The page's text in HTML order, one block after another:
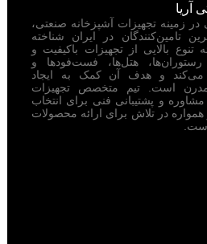
آریا
در زمینه تجهیزات آشپزخانه صنعتی،
تامین‌کنندگان در ایران شناخته
تنوع بالایی از تجهیزات باکیفیت و
رستوران‌ها، هتل‌ها، فست‌فودها و
و هدف آن کمک به ایجاد
مدرن است. تیم متخصص تجهیزات
مشاوره و پشتیبانی فنی برای انتخاب
در تلاش برای ارائه محصولات